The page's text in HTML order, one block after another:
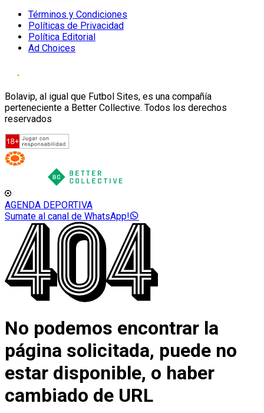
Términos y Condiciones
Políticas de Privacidad
Política Editorial
Ad Choices
Bolavip, al igual que Futbol Sites, es una compañía
perteneciente a Better Collective. Todos los derechos
reservados
AGENDA DEPORTIVA
Sumate al canal de WhatsApp!
No podemos encontrar la
página solicitada, puede no
estar disponible, o haber
cambiado de URL